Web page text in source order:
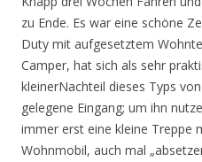
zu Ende. Es war eine schöne
Duty mit aufgesetztem
Camper, hat sich als sehr
kleinerNachteil dieses Typs
gelegene Eingang; um ihn
immer erst eine kleine Treppe
Wohnmobil, auch mal